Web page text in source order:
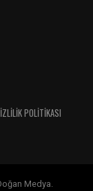
POLITIKASI
Medya.